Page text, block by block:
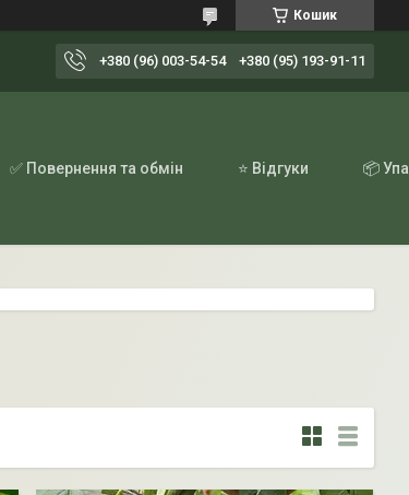
Кошик
+380 (96) 003-54-54 +380 (95) 193-91-11
✅ Повернення та обмін ⭐ Відгуки 📦